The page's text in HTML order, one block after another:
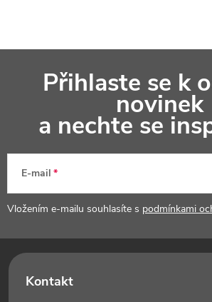
s
a
Přihlaste se k
novinek
a nechte se
E-mail
Vložením e-mailu souhlasíte s podmínkami